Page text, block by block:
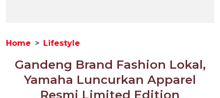
Home Lifestyle
Gandeng Brand Fashion Lokal,
Yamaha Luncurkan Apparel
Resmi Limited Edition